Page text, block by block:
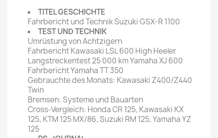
TITEL GESCHICHTE
Fahrbericht und Technik Suzuki GSX-R 1100
TEST UND TECHNIK
Umrüstung von Achtzigern
Fahrbericht Kawasaki LSL 600 High Heeler
Langstreckentest 25 000 km Yamaha XJ 600
Fahrbericht Yamaha TT 350
Gebrauchte des Monats: Kawasaki Z400/Z440
Twin
Bremsen: Systeme und Bauarten
Cross-Vergleich: Honda CR 125, Kawasaki KX
125, KTM 125 MX/86, Suzuki RM 125, Yamaha YZ
125